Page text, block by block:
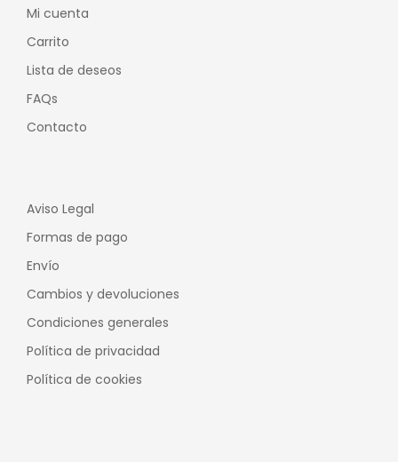
Mi cuenta
Carrito
Lista de deseos
FAQs
Contacto
Aviso Legal
Formas de pago
Envío
Cambios y devoluciones
Condiciones generales
Política de privacidad
Política de cookies